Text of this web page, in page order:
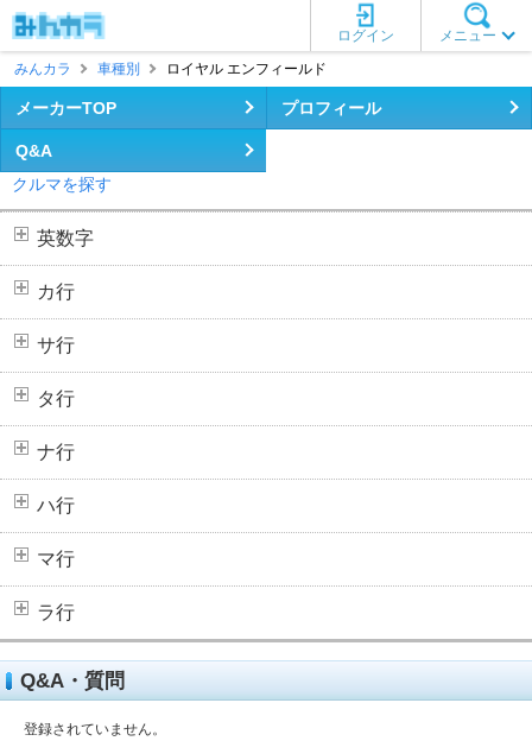
メニュー
ログイン
みんカラ
車種別 ロイヤル エンフィールド
メーカーTOP プロフィール
Q&A
クルマを探す
英数字
カ行
サ行
タ行
ナ行
ハ行
マ行
ラ行
Q&A・質問
登録されていません。